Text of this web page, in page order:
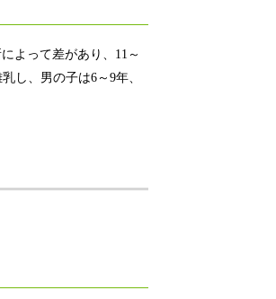
よって差があり、11～
し、男の子は6～9年、